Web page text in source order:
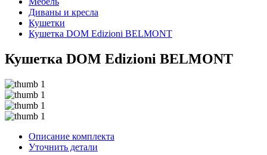
Диваны и кресла
Кушетки
Кушетка DOM Edizioni BELMONT
Кушетка DOM Edizioni BELMONT
Описание комплекта
Уточнить детали